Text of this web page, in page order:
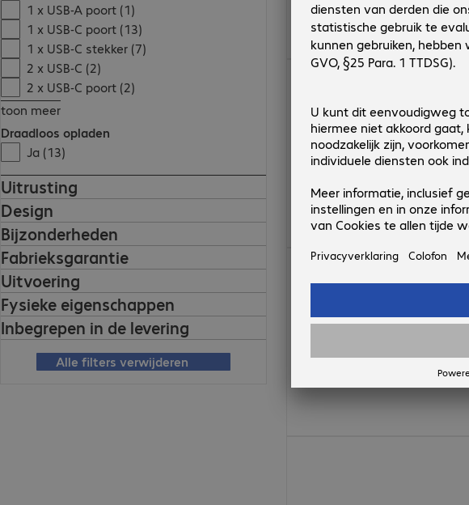
1 x USB-A poort (1)
1 x USB-C poort (13)
1 x USB-C stekker (7)
2 x USB-C (2)
2 x USB-C poort (2)
toon meer
Draadloos opladen
Ja (13)
Uitrusting
Design
Bijzonderheden
Fabrieksgarantie
Uitvoering
Fysieke eigenschappen
Inbegrepen in de levering
Alle filters verwijderen
€ 34,99
€ 28,99